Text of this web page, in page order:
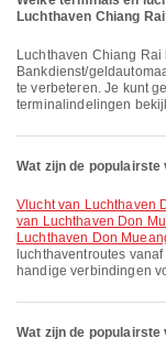
Luchthaven Chiang
Luchthaven Chiang Rai biedt Wisselkantoor, Parkeerplaatsen,
Bankdienst/
te verbeteren. Je kunt
terminalindelingen
Wat zijn de
vlucht van
van Luchthaven Don
Luchthaven Don
luchthaventroutes
handige verbindingen
Wat zijn de